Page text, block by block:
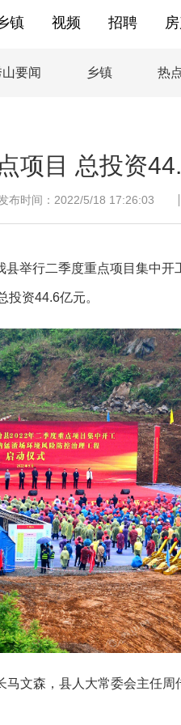
镇 视频 招聘
要闻 乡镇 热
项目 总投资
布时间：2022/5/18 17:26:03
县举行二季度重点项目集中
资44.6亿元。
马文森，县人大常委会主任